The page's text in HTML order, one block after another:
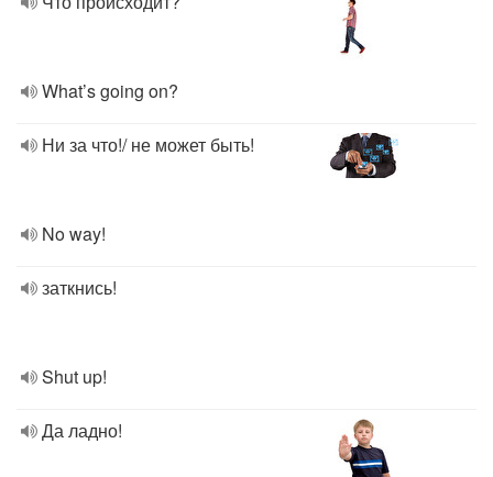
What’s going on?
Ни за что!/ не может быть!
No way!
заткнись!
Shut up!
Да ладно!